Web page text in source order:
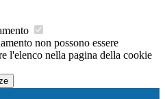
non possono essere
l'elenco nella pagina della cookie